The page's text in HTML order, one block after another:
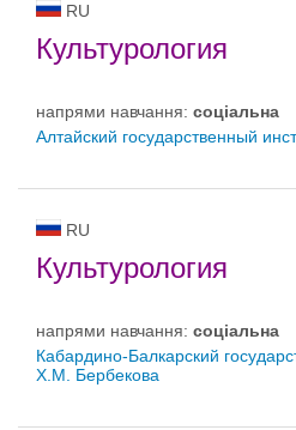
RU
Культурология
напрями навчання: соціальна
Алтайский государственный
RU
Культурология
напрями навчання: соціальна
Кабардино-Балкарский
Х.М. Бербекова